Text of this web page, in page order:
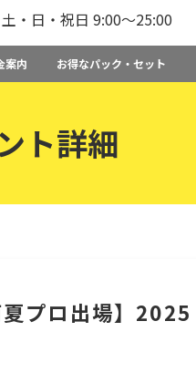
・日・祝日 9:00〜25:00
案内 お得なパック・セット
ト詳細
プロ出場】2025